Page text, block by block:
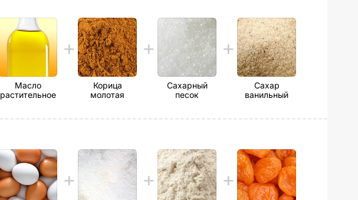
Масло
растительное
Корица
молотая
Сахарный
песок
Сахар
ванильный